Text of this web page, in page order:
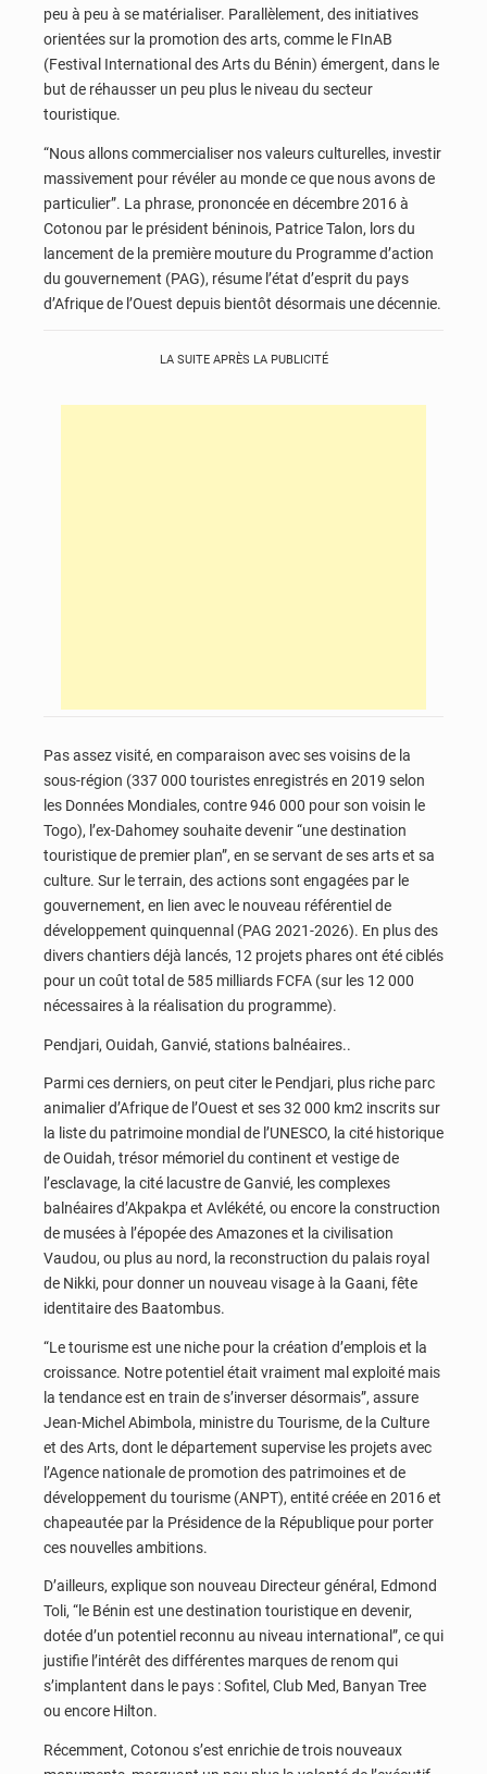
peu à peu à se matérialiser. Parallèlement, des initiatives
orientées sur la promotion des arts, comme le FInAB
(Festival International des Arts du Bénin) émergent, dans le
but de réhausser un peu plus le niveau du secteur
touristique.
“Nous allons commercialiser nos valeurs culturelles, investir
massivement pour révéler au monde ce que nous avons de
particulier”. La phrase, prononcée en décembre 2016 à
Cotonou par le président béninois, Patrice Talon, lors du
lancement de la première mouture du Programme d’action
du gouvernement (PAG), résume l’état d’esprit du pays
d’Afrique de l’Ouest depuis bientôt désormais une décennie.
LA SUITE APRÈS LA PUBLICITÉ
Pas assez visité, en comparaison avec ses voisins de la
sous-région (337 000 touristes enregistrés en 2019 selon
les Données Mondiales, contre 946 000 pour son voisin le
Togo), l’ex-Dahomey souhaite devenir “une destination
touristique de premier plan”, en se servant de ses arts et sa
culture. Sur le terrain, des actions sont engagées par le
gouvernement, en lien avec le nouveau référentiel de
développement quinquennal (PAG 2021-2026). En plus des
divers chantiers déjà lancés, 12 projets phares ont été ciblés
pour un coût total de 585 milliards FCFA (sur les 12 000
nécessaires à la réalisation du programme).
Pendjari, Ouidah, Ganvié, stations balnéaires..
Parmi ces derniers, on peut citer le Pendjari, plus riche parc
animalier d’Afrique de l’Ouest et ses 32 000 km2 inscrits sur
la liste du patrimoine mondial de l’UNESCO, la cité historique
de Ouidah, trésor mémoriel du continent et vestige de
l’esclavage, la cité lacustre de Ganvié, les complexes
balnéaires d’Akpakpa et Avlékété, ou encore la construction
de musées à l’épopée des Amazones et la civilisation
Vaudou, ou plus au nord, la reconstruction du palais royal
de Nikki, pour donner un nouveau visage à la Gaani, fête
identitaire des Baatombus.
“Le tourisme est une niche pour la création d’emplois et la
croissance. Notre potentiel était vraiment mal exploité mais
la tendance est en train de s’inverser désormais”, assure
Jean-Michel Abimbola, ministre du Tourisme, de la Culture
et des Arts, dont le département supervise les projets avec
l’Agence nationale de promotion des patrimoines et de
développement du tourisme (ANPT), entité créée en 2016 et
chapeautée par la Présidence de la République pour porter
ces nouvelles ambitions.
D’ailleurs, explique son nouveau Directeur général, Edmond
Toli, “le Bénin est une destination touristique en devenir,
dotée d’un potentiel reconnu au niveau international”, ce qui
justifie l’intérêt des différentes marques de renom qui
s’implantent dans le pays : Sofitel, Club Med, Banyan Tree
ou encore Hilton.
Récemment, Cotonou s’est enrichie de trois nouveaux